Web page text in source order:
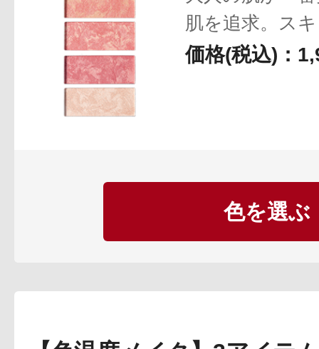
ギフト
肌を追求。ス
マーブル仕様
価格(税込)：
色を選ぶ